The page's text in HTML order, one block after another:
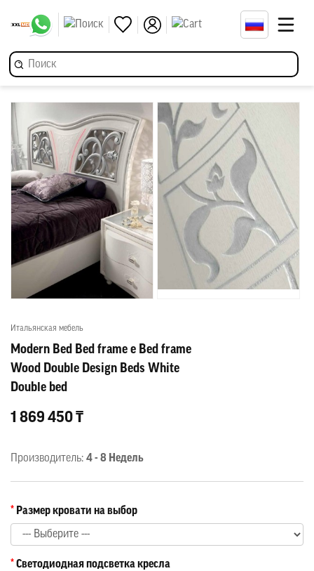
Итальянская мебель
Modern Bed Bed frame e Bed frame
Wood Double Design Beds White
Double bed
1 869 450 ₸
Производитель: 4 - 8 Недель
Размер кровати на выбор
Светодиодная подсветка кресла